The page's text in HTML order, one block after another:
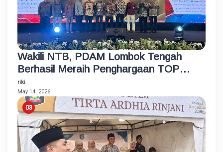
Wakili NTB, PDAM Lombok Tengah
Berhasil Meraih Penghargaan TOP
BUMD Bintang 4 Tahun 2026
riki
May 14, 2026